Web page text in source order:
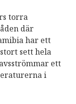
torra
där
har ett
sett hela
ett
i